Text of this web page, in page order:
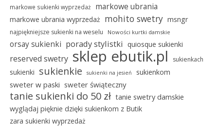
markowe sukienki wyprzedaż markowe ubrania
markowe ubrania wyprzedaż mohito swetry msngr
najpiękniejsze sukienki na weselu Nowości kurtki damskie
orsay sukienki porady stylistki quiosque sukienki
reserved swetry sklep ebutik.pl sukienkach
sukienki sukienkie sukienki na jesień sukienkom
sweter w paski sweter świąteczny
tanie sukienki do 50 zł tanie swetry damskie
wyglądaj pięknie dzięki sukienkom z Butik
zara sukienki wyprzedaż